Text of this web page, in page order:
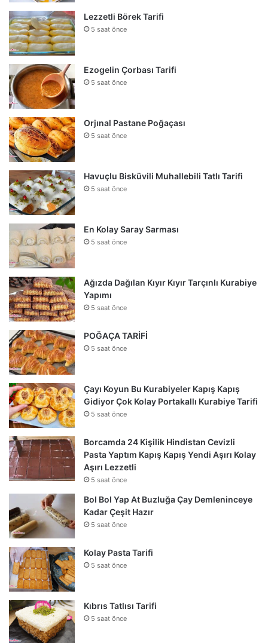
Lezzetli Börek Tarifi
5 saat önce
Ezogelin Çorbası Tarifi
5 saat önce
Orjınal Pastane Poğaçası
5 saat önce
Havuçlu Bisküvili Muhallebili Tatlı Tarifi
5 saat önce
En Kolay Saray Sarması
5 saat önce
Ağızda Dağılan Kıyır Kıyır Tarçınlı Kurabiye
Yapımı
5 saat önce
POĞAÇA TARİFİ
5 saat önce
Çayı Koyun Bu Kurabiyeler Kapış Kapış
Gidiyor Çok Kolay Portakallı Kurabiye Tarifi
5 saat önce
Borcamda 24 Kişilik Hindistan Cevizli
Pasta Yaptım Kapış Kapış Yendi Aşırı Kolay
Aşırı Lezzetli
5 saat önce
Bol Bol Yap At Buzluğa Çay Demleninceye
Kadar Çeşit Hazır
5 saat önce
Kolay Pasta Tarifi
5 saat önce
Kıbrıs Tatlısı Tarifi
5 saat önce